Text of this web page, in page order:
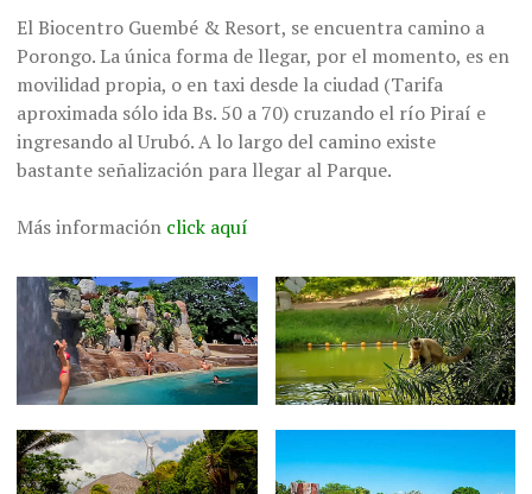
El Biocentro Guembé & Resort, se encuentra camino a
Porongo. La única forma de llegar, por el momento, es en
movilidad propia, o en taxi desde la ciudad (Tarifa
aproximada sólo ida Bs. 50 a 70) cruzando el río Piraí e
ingresando al Urubó. A lo largo del camino existe
bastante señalización para llegar al Parque.
Más información click aquí